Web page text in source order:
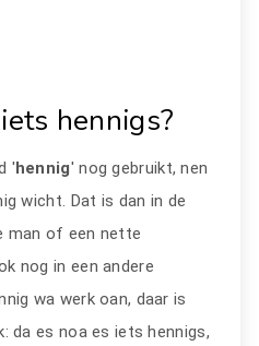
hennigs?
' hennig' nog gebruikt, nen
wicht. Dat is dan in de
man of een nette
nog in een andere
wa werk oan, daar is
da es noa es iets hennigs,